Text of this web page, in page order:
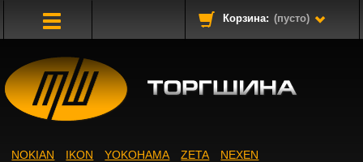
Корзина: (пусто)
NOKIAN IKON YOKOHAMA ZETA
NEXEN